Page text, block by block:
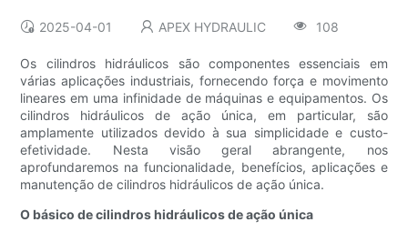
2025-04-01 APEX HYDRAULIC 108
Os cilindros hidráulicos são componentes essenciais em
várias aplicações industriais, fornecendo força e movimento
lineares em uma infinidade de máquinas e equipamentos. Os
cilindros hidráulicos de ação única, em particular, são
amplamente utilizados devido à sua simplicidade e custo-
efetividade. Nesta visão geral abrangente, nos
aprofundaremos na funcionalidade, benefícios, aplicações e
manutenção de cilindros hidráulicos de ação única.
O básico de cilindros hidráulicos de ação única